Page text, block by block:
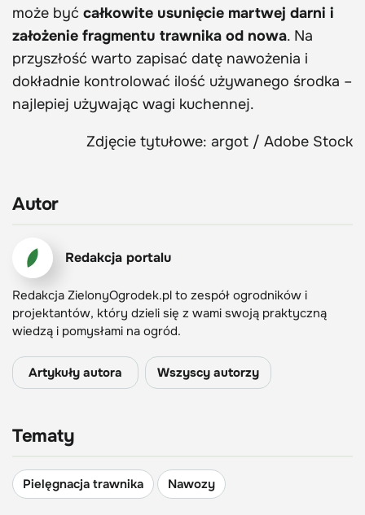
może być całkowite usunięcie martwej darni i
założenie fragmentu trawnika od nowa. Na
przyszłość warto zapisać datę nawożenia i
dokładnie kontrolować ilość używanego środka –
najlepiej używając wagi kuchennej.
Zdjęcie tytułowe: argot / Adobe Stock
Autor
Redakcja portalu
Redakcja ZielonyOgrodek.pl to zespół ogrodników i
projektantów, który dzieli się z wami swoją praktyczną
wiedzą i pomysłami na ogród.
Artykuły autora Wszyscy autorzy
Tematy
Pielęgnacja trawnika Nawozy